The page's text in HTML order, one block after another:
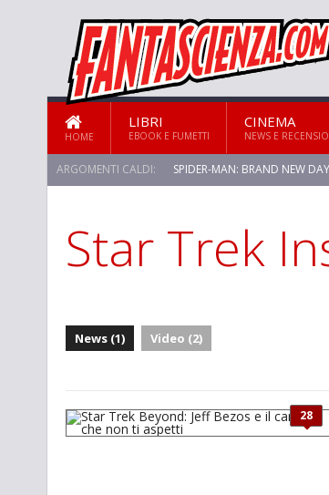
HOME
LIBRI
EBOOK E FUMETTI
CINEMA
NEWS E
ARGOMENTI CALDI: SPIDER-MAN: BRAND NEW DAY
STAR TREK: STRANGE NEW WORLDS
Star Trek
News (1) Video (2)
28